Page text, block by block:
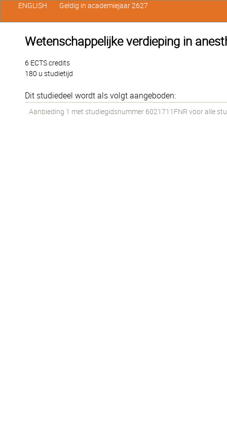
Wetenschappelijke verdieping in
6 ECTS credits
180 u studietijd
Dit studiedeel wordt als volgt aangeboden:
Aanbieding 1 met studiegidsnummer 6021711FNR voor alle
ENGLISH Geldig in academiejaar 2627